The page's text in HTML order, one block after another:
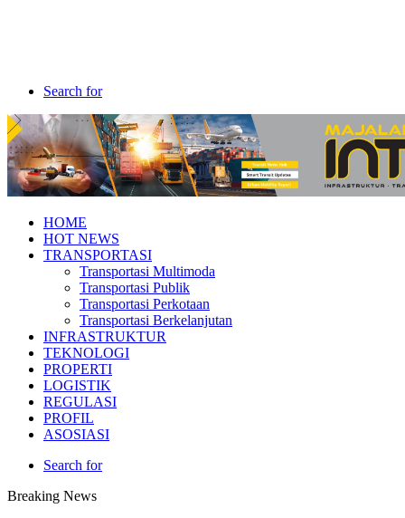
Search for
HOME
HOT NEWS
TRANSPORTASI
Transportasi Multimoda
Transportasi Publik
Transportasi Perkotaan
Transportasi Berkelanjutan
INFRASTRUKTUR
TEKNOLOGI
PROPERTI
LOGISTIK
REGULASI
PROFIL
ASOSIASI
Search for
Breaking News